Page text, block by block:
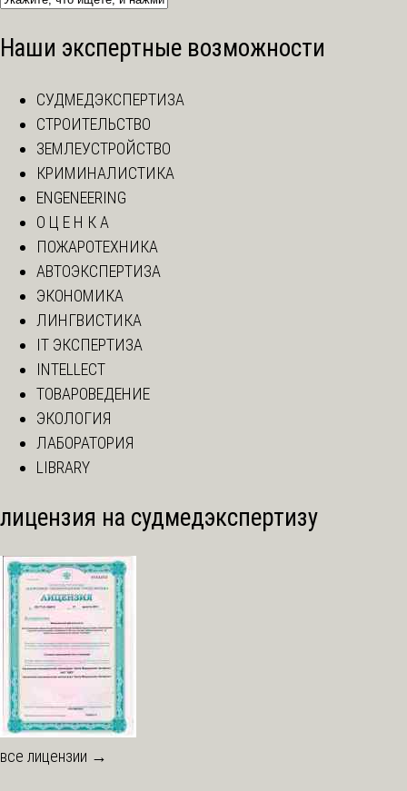
Наши экспертные возможности
СУДМЕДЭКСПЕРТИЗА
СТРОИТЕЛЬСТВО
ЗЕМЛЕУСТРОЙСТВО
КРИМИНАЛИСТИКА
ENGENEERING
О Ц Е Н К А
ПОЖАРОТЕХНИКА
АВТОЭКСПЕРТИЗА
ЭКОНОМИКА
ЛИНГВИСТИКА
IT ЭКСПЕРТИЗА
INTELLECT
ТОВАРОВЕДЕНИЕ
ЭКОЛОГИЯ
ЛАБОРАТОРИЯ
LIBRARY
лицензия на судмедэкспертизу
все лицензии →